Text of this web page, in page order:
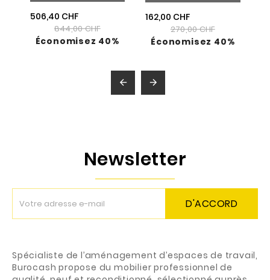
506,40 CHF
844,00 CHF
Économisez 40%
162,00 CHF
270,00 CHF
Économisez 40%
 
Newsletter
D'ACCORD
Spécialiste de l’aménagement d’espaces de travail,
Burocash propose du mobilier professionnel de